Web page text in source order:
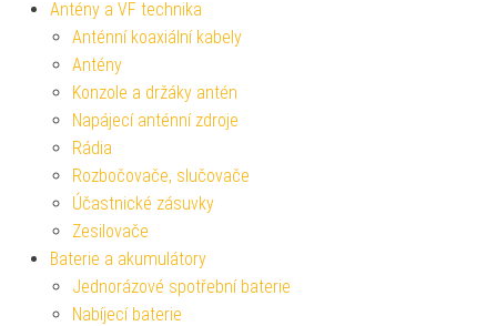
Antény a VF technika
Anténní koaxiální kabely
Antény
Konzole a držáky antén
Napájecí anténní zdroje
Rádia
Rozbočovače, slučovače
Účastnické zásuvky
Zesilovače
Baterie a akumulátory
Jednorázové spotřební baterie
Nabíjecí baterie